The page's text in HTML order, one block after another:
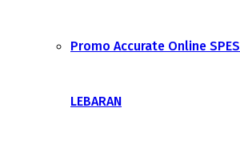
Promo Accurate Online
LEBARAN